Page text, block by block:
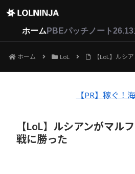
ホーム PBEパッチノート26.13
ホーム LoL 【LoL】ルシア
【PR】稼ぐ！
【LoL】ルシアンがマル
戦に勝った